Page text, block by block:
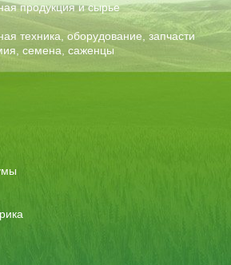
продукция и сырье
техника, оборудование, запчасти
семена, саженцы